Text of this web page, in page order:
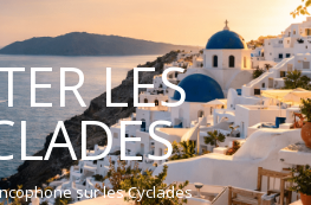
LES
sur les Cyclades